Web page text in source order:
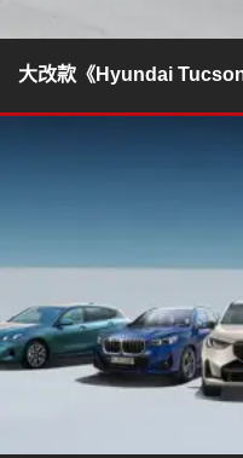
大改款《Hyundai